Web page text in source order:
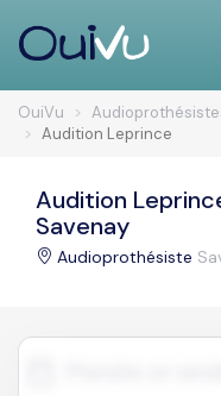
OuiVu
Audition Leprince
Audition
Savenay
Audioprothésiste